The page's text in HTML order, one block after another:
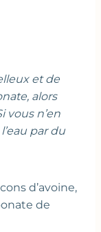
et de
alors
vous n’en
par du
d’avoine,
de